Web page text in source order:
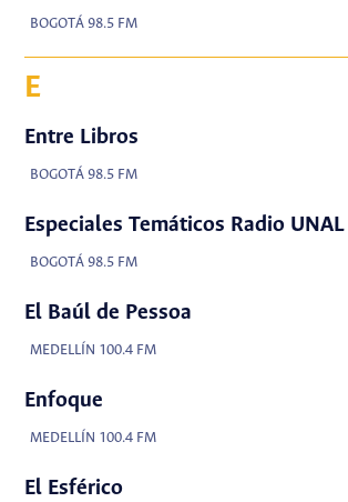
BOGOTÁ 98.5 FM
E
Entre Libros
BOGOTÁ 98.5 FM
Especiales Temáticos Radio UNAL
BOGOTÁ 98.5 FM
El Baúl de Pessoa
MEDELLÍN 100.4 FM
Enfoque
MEDELLÍN 100.4 FM
El Esférico